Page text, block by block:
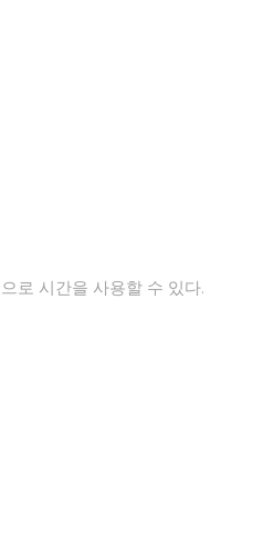
로 시간을 사용할 수 있다.